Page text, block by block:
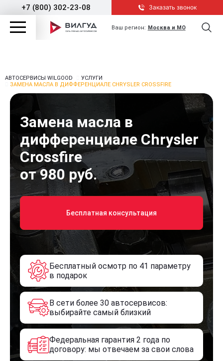
+7 (800) 302-23-08 Заказать звонок
Ваш регион: Москва и МО
АВТОСЕРВИСЫ WILGOOD
УСЛУГИ
ЗАМЕНА МАСЛА В ДИФФЕРЕНЦИАЛЕ CHRYSLER CROSSFIRE
Замена масла в
дифференциале Chrysler
Crossfire
от 980 руб.
Бесплатная консультация
Бесплатный осмотр по 41 параметру
в подарок
В сети более 30 автосервисов:
выбирайте самый близкий
Федеральная гарантия 2 года по
договору: мы отвечаем за свои слова